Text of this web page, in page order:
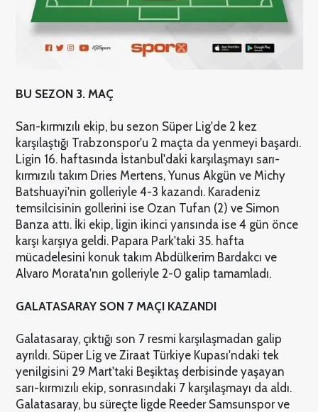
BU SEZON 3. MAÇ
Sarı-kırmızılı ekip, bu sezon Süper Lig'de 2 kez
karşılaştığı Trabzonspor'u 2 maçta da yenmeyi başardı.
Ligin 16. haftasında İstanbul'daki karşılaşmayı sarı-
kırmızılı takım Dries Mertens, Yunus Akgün ve Michy
Batshuayi'nin golleriyle 4-3 kazandı. Karadeniz
temsilcisinin gollerini ise Ozan Tufan (2) ve Simon
Banza attı. İki ekip, ligin ikinci yarısında ise 4 gün önce
karşı karşıya geldi. Papara Park'taki 35. hafta
mücadelesini konuk takım Abdülkerim Bardakcı ve
Alvaro Morata'nın golleriyle 2-0 galip tamamladı.
GALATASARAY SON 7 MAÇI KAZANDI
Galatasaray, çıktığı son 7 resmi karşılaşmadan galip
ayrıldı. Süper Lig ve Ziraat Türkiye Kupası'ndaki tek
yenilgisini 29 Mart'taki Beşiktaş derbisinde yaşayan
sarı-kırmızılı ekip, sonrasındaki 7 karşılaşmayı da aldı.
Galatasaray, bu süreçte ligde Reeder Samsunspor ve